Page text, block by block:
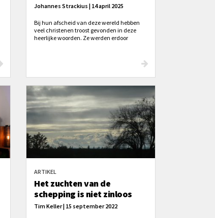
Johannes Strackius | 14 april 2025
Bij hun afscheid van deze wereld hebben
veel christenen troost gevonden in deze
heerlijke woorden. Ze werden erdoor
ARTIKEL
Het zuchten van de
schepping is niet zinloos
Tim Keller | 15 september 2022